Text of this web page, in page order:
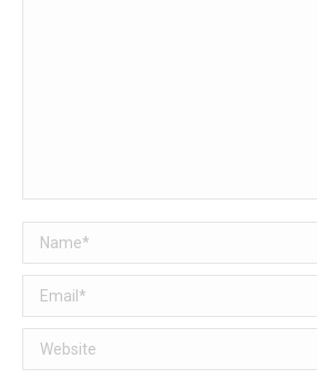
Name *
Email *
Website